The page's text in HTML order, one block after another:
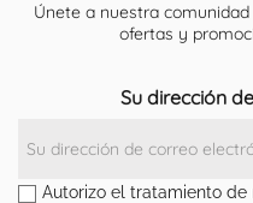
Únete a nuestra
ofertas y
Su dirección
Autorizo el tratamiento